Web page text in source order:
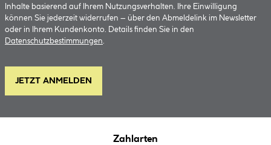
Inhalte basierend auf Ihrem Nutzungsverhalten. Ihre Einwilligung
können Sie jederzeit widerrufen – über den Abmeldelink im Newsletter
oder in Ihrem Kundenkonto. Details finden Sie in den
Datenschutzbestimmungen.
JETZT ANMELDEN
Zahlarten